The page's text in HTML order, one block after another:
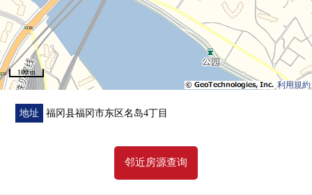
・整体卫浴交换(在浴室换气干燥机)
・冲洗班次座次厕所更换
・供洗衣使用的防水洗衣机底座
・专有部管道的铺设(一部分)全部已换新
・门、门口收纳等的交换
・热水器交换
・照明器具NEW设置
房源的详细、需讨论是如有意向，请跟我们联系。
利用規約
100 m
地址 福冈县福冈市东区名岛4丁目
邻近房源查询